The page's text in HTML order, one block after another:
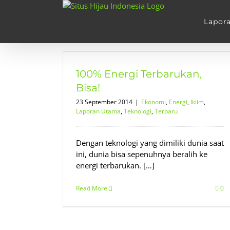
100% Energi Terbarukan,
Bisa!
23 September 2014 | Ekonomi, Energi, Iklim,
Laporan Utama,Teknologi,Terbaru
Dengan teknologi yang dimiliki dunia saat
ini, dunia bisa sepenuhnya beralih ke
energi terbarukan. […]
Read More 0